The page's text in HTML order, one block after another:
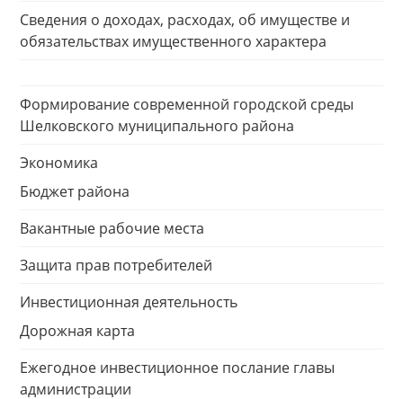
Сведения о доходах, расходах, об имуществе и
обязательствах имущественного характера
Формирование современной городской среды
Шелковского муниципального района
Экономика
Бюджет района
Вакантные рабочие места
Защита прав потребителей
Инвестиционная деятельность
Дорожная карта
Ежегодное инвестиционное послание главы
администрации